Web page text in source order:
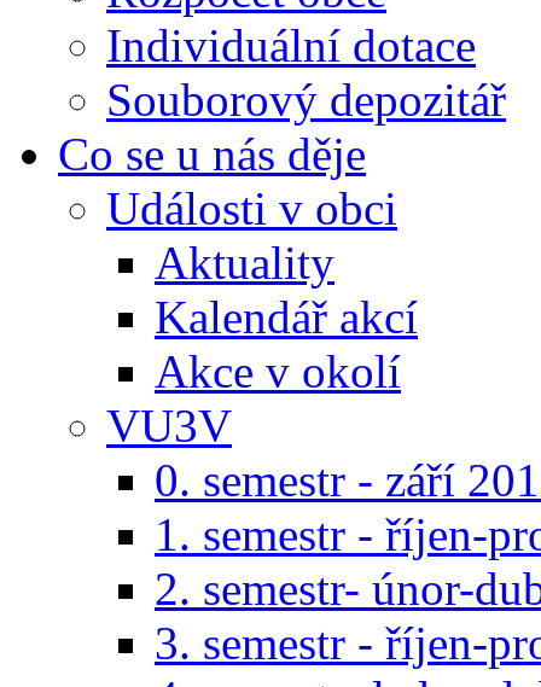
Individuální dotace
Souborový depozitář
Co se u nás děje
Události v obci
Aktuality
Kalendář akcí
Akce v okolí
VU3V
0. semestr - září
1. semestr - říjen-
2. semestr- únor-
3. semestr - říjen-